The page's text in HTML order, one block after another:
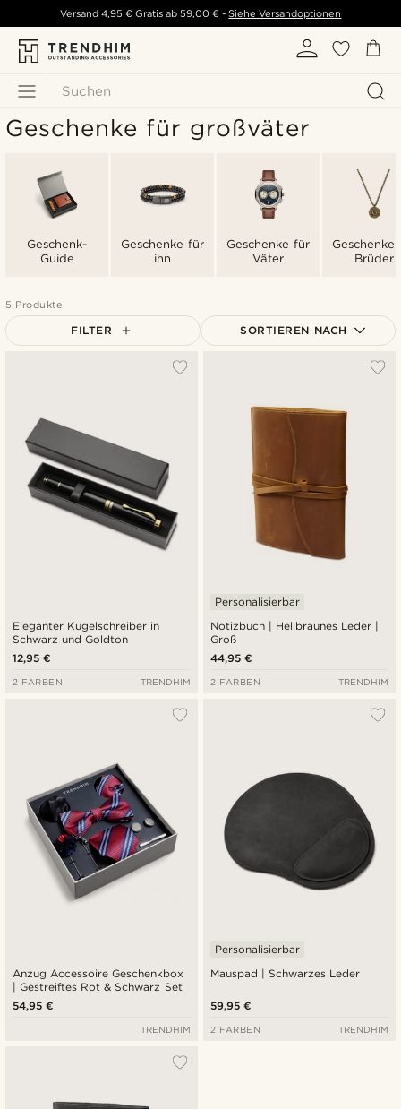
Suchen
Versand 4,95 € Gratis ab 59,00 € - Siehe Versandoptionen
Geschenke für großväter
Geschenk-
Guide
Geschenke für
ihn
Geschenke für
Väter
Geschenke
Brüder
5 Produkte
FILTER SORTIEREN NACH
Niedrigster Preis
Höchster Preis
Eleganter Kugelschreiber in
Schwarz und Goldton
12,95 €
2 FARBEN TRENDHIM
Notizbuch | Hellbraunes Leder |
Groß
Personalisierbar
44,95 €
2 FARBEN TRENDHIM
Anzug Accessoire Geschenkbox
| Gestreiftes Rot & Schwarz Set
54,95 €
TRENDHIM
Mauspad | Schwarzes Leder
Personalisierbar
59,95 €
2 FARBEN TRENDHIM